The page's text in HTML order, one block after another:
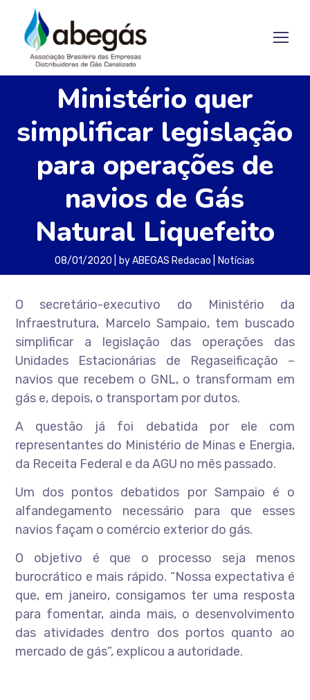
Ministério quer
simplificar legislação
para operações de
navios de Gás
Natural Liquefeito
08/01/2020 byABEGAS Redacao Notícias
O secretário-executivo do Ministério da
Infraestrutura, Marcelo Sampaio, tem buscado
simplificar a legislação das operações das
Unidades Estacionárias de Regaseificação –
navios que recebem o GNL, o transformam em
gás e, depois, o transportam por dutos.
A questão já foi debatida por ele com
representantes do Ministério de Minas e Energia,
da Receita Federal e da AGU no mês passado.
Um dos pontos debatidos por Sampaio é o
alfandegamento necessário para que esses
navios façam o comércio exterior do gás.
O objetivo é que o processo seja menos
burocrático e mais rápido. “Nossa expectativa é
que, em janeiro, consigamos ter uma resposta
para fomentar, ainda mais, o desenvolvimento
das atividades dentro dos portos quanto ao
mercado de gás”, explicou a autoridade.